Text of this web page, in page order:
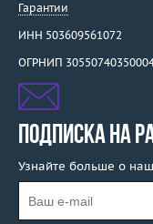
Гарантии
ИНН 503609561072
ОГРНИП
ПОДПИСКА НА
Узнайте больше о